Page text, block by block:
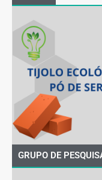
GRUPO DE